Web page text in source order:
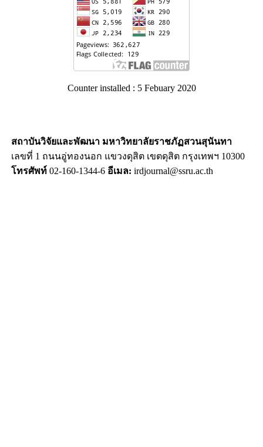
Counter installed : 5 Febuary 2020
สถาบันวิจัยและพัฒนา มหาวิทยาลัยราชภัฏสวนสุนันทา
เลขที่ 1 ถนนอู่ทองนอก แขวงดุสิต เขตดุสิต กรุงเทพฯ 10300
โทรศัพท์ 02-160-1344-6 อีเมล: irdjournal@ssru.ac.th